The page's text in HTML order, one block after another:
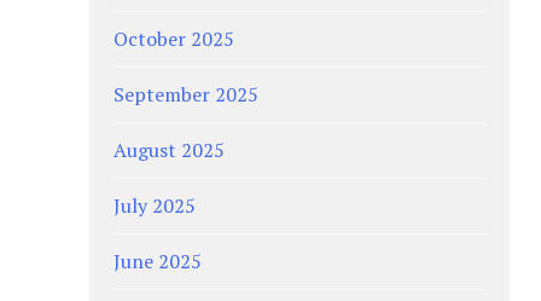
October 2025
September 2025
August 2025
July 2025
June 2025